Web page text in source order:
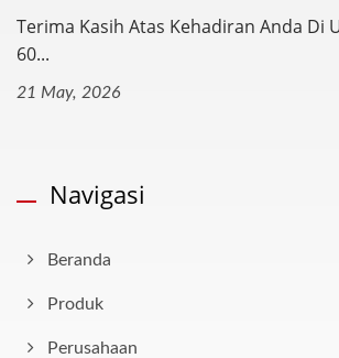
Terima Kasih Atas Kehadiran Anda Di
60...
21 May, 2026
Navigasi
Beranda
Produk
Perusahaan